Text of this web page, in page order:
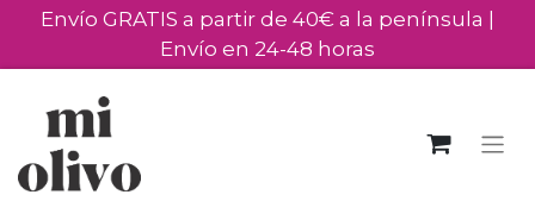
Envío GRATIS a partir de 40€ a la península |
Envío en 24-48 horas